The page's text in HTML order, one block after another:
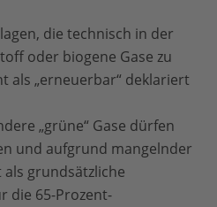
die technisch in der
oder biogene Gase zu
als „erneuerbar“ deklariert
„grüne“ Gase dürfen
und aufgrund mangelnder
grundsätzliche
die 65-Prozent-